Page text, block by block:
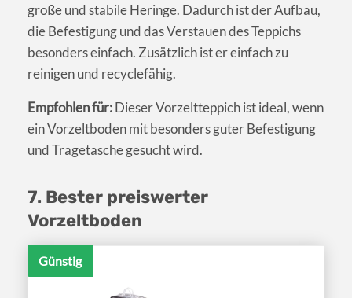
große und stabile Heringe. Dadurch ist der Aufbau,
die Befestigung und das Verstauen des Teppichs
besonders einfach. Zusätzlich ist er einfach zu
reinigen und recyclefähig.
Empfohlen für:Dieser Vorzeltteppich ist ideal, wenn
ein Vorzeltboden mit besonders guter Befestigung
und Tragetasche gesucht wird.
7. Bester preiswerter
Vorzeltboden
Günstig